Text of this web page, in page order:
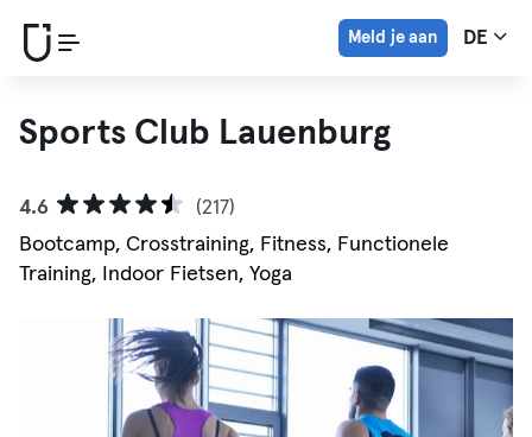
Meld je aan DE
Sports Club Lauenburg
4.6
(217)
Bootcamp, Crosstraining, Fitness, Functionele
Training, Indoor Fietsen, Yoga